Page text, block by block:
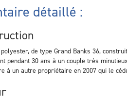
détaillé :
polyester, de type Grand Banks 36,
pendant 30 ans à un couple très
à un autre propriétaire en 2007 qui le